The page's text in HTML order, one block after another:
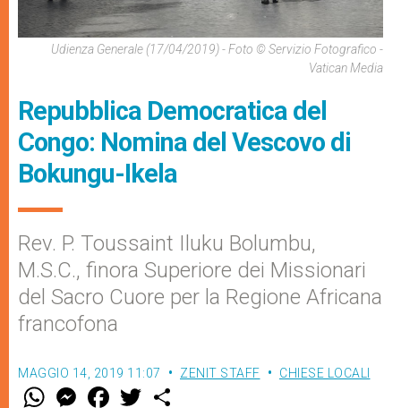
Udienza Generale (17/04/2019) - Foto © Servizio Fotografico -
Vatican Media
Repubblica Democratica del
Congo: Nomina del Vescovo di
Bokungu-Ikela
Rev. P. Toussaint Iluku Bolumbu,
M.S.C., finora Superiore dei Missionari
del Sacro Cuore per la Regione Africana
francofona
MAGGIO 14, 2019 11:07 ZENIT STAFF CHIESE LOCALI
W M
e
F
a w